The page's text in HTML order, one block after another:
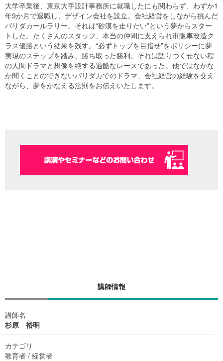
大学卒業後、東京大手設計事務所に就職したにも関わらず、わずか1
年9か月で退職し、デザイン会社を設立。会社経営をしながら挑んだ
パリダカールラリー。それは“砂漠を走りたい”という夢からスター
トした。たくさんのスタッフ、本当の仲間に支えられ市販車改造ク
ラス優勝という結果を残す。“必ずトップを目指せ”をポリシーに夢
実現のステップを踏み、勝ち取った勝利。それは語りつくせない程
の人間ドラマと想像を絶する過酷なレースであった。他ではなかな
か聞くことのできないパリダカでのドラマ、会社経営の経験を交え
ながら、夢をかなえる法則をお伝えいたします。
講師情報
講師名
杉原 裕明
カテゴリ
教育者 / 経営者